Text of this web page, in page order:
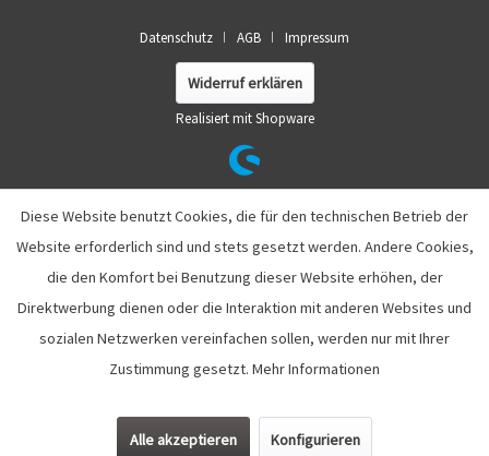
Datenschutz AGB Impressum
Widerruf erklären
Realisiert mit Shopware
Diese Website benutzt Cookies, die für den technischen Betrieb der
Website erforderlich sind und stets gesetzt werden. Andere Cookies,
die den Komfort bei Benutzung dieser Website erhöhen, der
Direktwerbung dienen oder die Interaktion mit anderen Websites und
sozialen Netzwerken vereinfachen sollen, werden nur mit Ihrer
Zustimmung gesetzt. Mehr Informationen
Alle akzeptieren Konfigurieren